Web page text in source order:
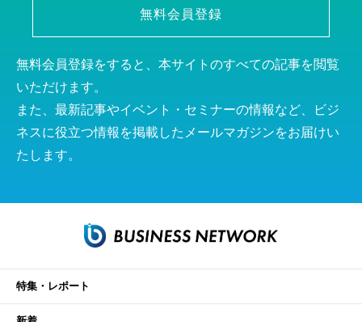
無料会員登録
無料会員登録をすると、本サイトのすべての記事を閲覧
いただけます。
また、最新記事やイベント・セミナーの情報など、ビジ
ネスに役立つ情報を掲載したメールマガジンをお届けい
たします。
特集・レポート